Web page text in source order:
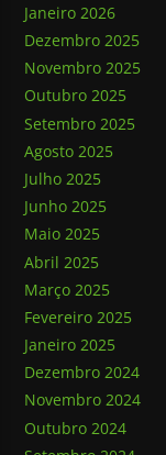
Janeiro 2026
Dezembro 2025
Novembro 2025
Outubro 2025
Setembro 2025
Agosto 2025
Julho 2025
Junho 2025
Maio 2025
Abril 2025
Março 2025
Fevereiro 2025
Janeiro 2025
Dezembro 2024
Novembro 2024
Outubro 2024